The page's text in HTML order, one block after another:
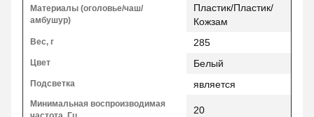
Материалы (оголовье/чаш/
амбушур)
Пластик/Пластик/
Кожзам
Вес, г 285
Цвет Белый
Подсветка является
Минимальная воспроизводимая
20